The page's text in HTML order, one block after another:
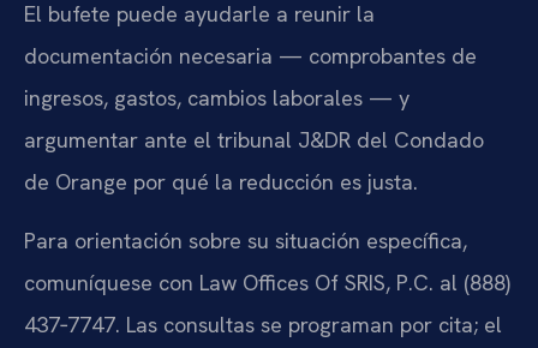
El bufete puede ayudarle a reunir la
documentación necesaria — comprobantes de
ingresos, gastos, cambios laborales — y
argumentar ante el tribunal J&DR del Condado
de Orange por qué la reducción es justa.
Para orientación sobre su situación específica,
comuníquese con Law Offices Of SRIS, P.C. al (888)
437‑7747. Las consultas se programan por cita; el